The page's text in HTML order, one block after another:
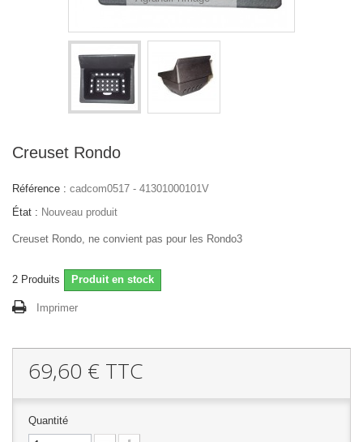
Creuset Rondo
Référence : cadcom0517 - 41301000101V
État : Nouveau produit
Creuset Rondo, ne convient pas pour les Rondo3
2 Produits Produit en stock
Imprimer
69,60 € TTC
Quantité